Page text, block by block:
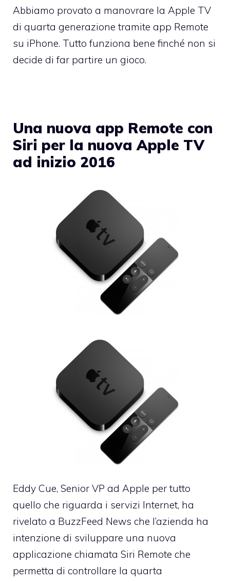
Abbiamo provato a manovrare la Apple TV
di quarta generazione tramite app Remote
su iPhone. Tutto funziona bene finché non si
decide di far partire un gioco.
Una nuova app Remote con
Siri per la nuova Apple TV
ad inizio 2016
Eddy Cue, Senior VP ad Apple per tutto
quello che riguarda i servizi Internet, ha
rivelato a BuzzFeed News che l’azienda ha
intenzione di sviluppare una nuova
applicazione chiamata Siri Remote che
permetta di controllare la quarta